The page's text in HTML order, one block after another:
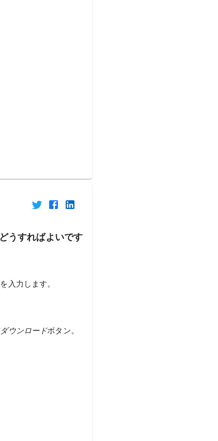
うすればよいです
入力します。
ウンロードボタン。